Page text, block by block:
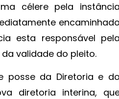
célere pela
esta responsável
validade do pleito.
posse da Diretoria e
diretoria interina,